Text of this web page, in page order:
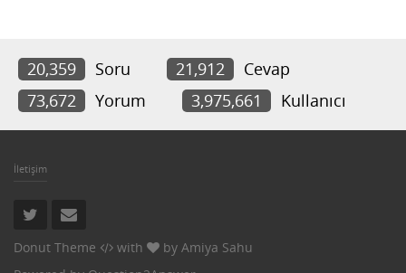
20,359 Soru 21,912
Cevap
73,672
Yorum 3,975,661 Kullanıcı
İletişim
Donut Theme with by Amiya Sahu